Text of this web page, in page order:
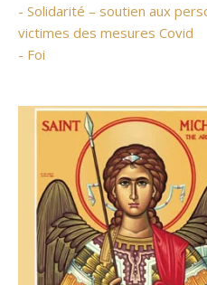
- Solidarité – soutien aux
victimes des mesures Covid
- Foi